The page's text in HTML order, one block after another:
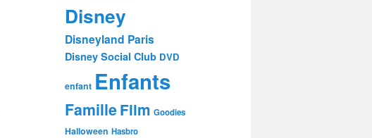
Disney
Disneyland Paris
Disney Social Club DVD
enfant Enfants
FamilleFilm Goodies
Halloween Hasbro